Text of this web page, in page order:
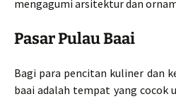
mengagumi arsitektur dan
Pasar Pulau Baai
Bagi para pencitan kuliner dan
baai adalah tempat yang cocok